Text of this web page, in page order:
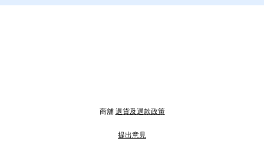
商舖 退貨及退款政策
提出意見